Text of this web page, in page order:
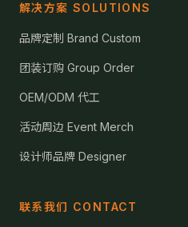
解决方案 SOLUTIONS
品牌定制 Brand Custom
团装订购 Group Order
OEM/ODM 代工
活动周边 Event Merch
设计师品牌 Designer
联系我们 CONTACT